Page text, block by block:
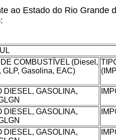
ao Estado do Rio Grande
COMBUSTÍVEL (Diesel,
GLP, Gasolina, EAC)
DIESEL, GASOLINA,
DIESEL, GASOLINA,
DIESEL, GASOLINA,